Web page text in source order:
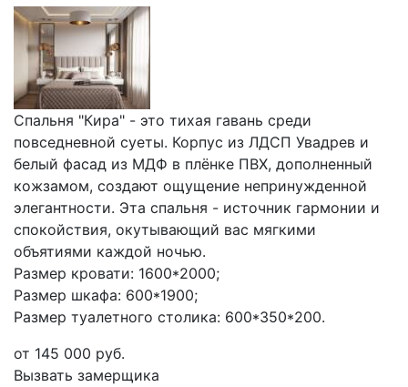
Спальня "Кира" - это тихая гавань среди
повседневной суеты. Корпус из ЛДСП Увадрев и
белый фасад из МДФ в плёнке ПВХ, дополненный
кожзамом, создают ощущение непринужденной
элегантности. Эта спальня - источник гармонии и
спокойствия, окутывающий вас мягкими
объятиями каждой ночью.
Размер кровати: 1600*2000;
Размер шкафа: 600*1900;
Размер туалетного столика: 600*350*200.
от 145 000 руб.
Вызвать замерщика